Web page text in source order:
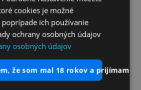
cookies je možné
poprípade ich používanie
ochrany osobných údajov
osobných údajov
že som mal 18 rokov a prijímam